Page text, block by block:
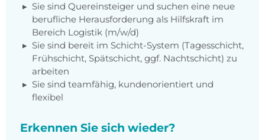
Sie sind Quereinsteiger und suchen eine neue
berufliche Herausforderung als Hilfskraft im
Bereich Logistik (m/w/d)
Sie sind bereit im Schicht-System (Tagesschicht,
Frühschicht, Spätschicht, ggf. Nachtschicht) zu
arbeiten
Sie sind teamfähig, kundenorientiert und
flexibel
Erkennen Sie sich wieder?